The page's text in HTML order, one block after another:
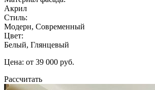
Акрил
Стиль:
Модерн, Современный
Цвет:
Белый, Глянцевый
Цена: от 39 000 руб.
Рассчитать